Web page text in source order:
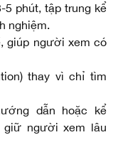
phút, tập trung kể
nghiệm.
giúp người xem có
thay vì chỉ tìm
dẫn hoặc kể
giữ người xem lâu